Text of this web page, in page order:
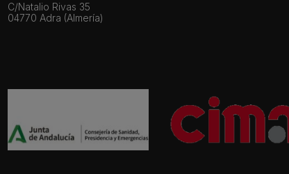
C/Natalio Rivas 35
04770 Adra (Almería)